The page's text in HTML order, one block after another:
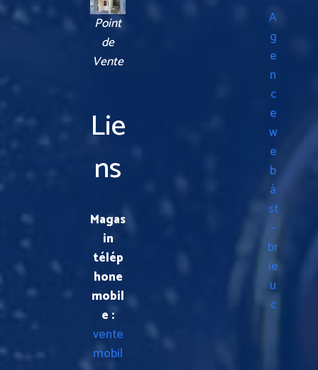
Point
de
Vente
Lie
ns
Magas
in
télép
hone
mobil
e :
vente
mobil
A
g
e
n
c
e
w
e
b
à
st
-
br
ie
u
c